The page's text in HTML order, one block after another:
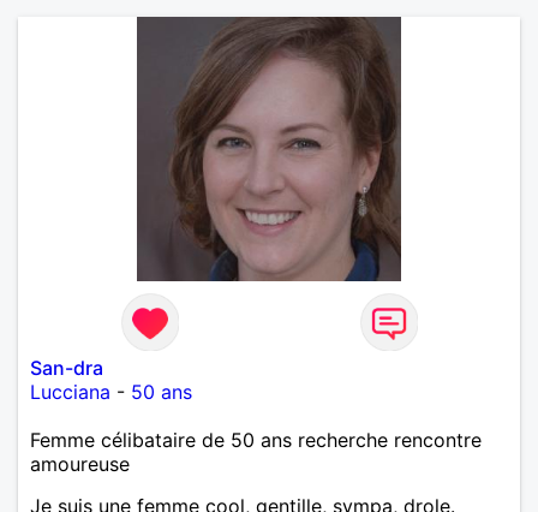
San-dra
Lucciana - 50 ans
Femme célibataire de 50 ans recherche rencontre
amoureuse
Je suis une femme cool, gentille, sympa, drole.